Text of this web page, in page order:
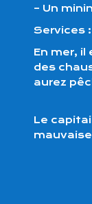
– Un
Services
En mer,
des
aurez
Le